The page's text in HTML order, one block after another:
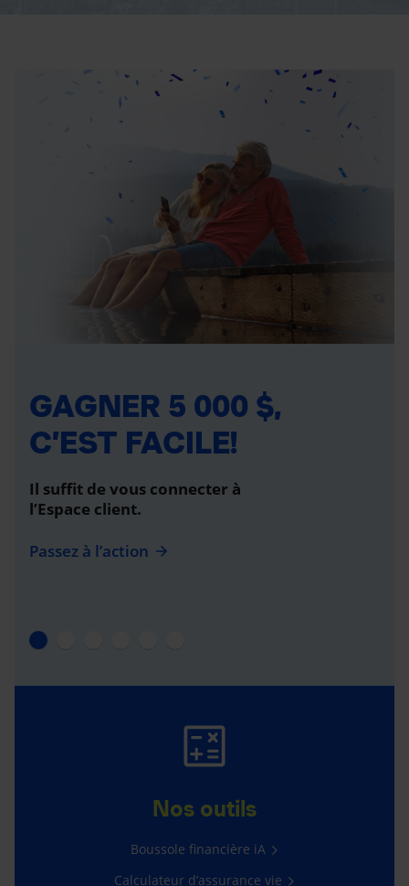
GAGNER 5 000 $,
C’EST FACILE!
Il suffit de vous connecter à
l’Espace client.
Passez à l’action
Nos outils
Boussole financière iA
Calculateur d’assurance vie